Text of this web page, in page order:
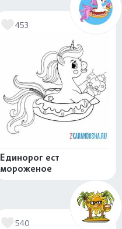
453
Единорог ест
мороженое
540